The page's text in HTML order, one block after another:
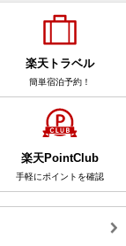
楽天トラベル
簡単宿泊予約！
楽天PointClub
手軽にポイントを確認